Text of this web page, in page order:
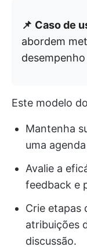
📌 Caso de
abordem
Este modelo
Mantenha
uma
Avalie a
feedback e
Crie etapas
atribuições
discussão.